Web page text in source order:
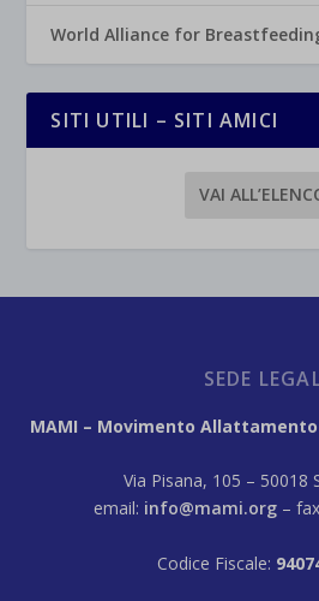
World Alliance for
SITI UTILI – SITI AMICI
VAI
SEDE
MAMI – Movimento
Via Pisana, 105 – 50018
email: info@mami.org –
Codice Fiscale: